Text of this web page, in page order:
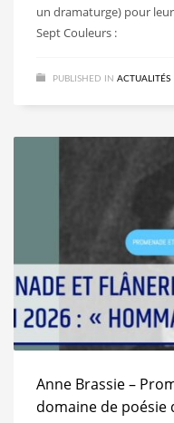
un dramaturge) pour
Sept Couleurs :
PUBLISHED IN ACTUALITÉS
Anne Brassie –
domaine de poésie